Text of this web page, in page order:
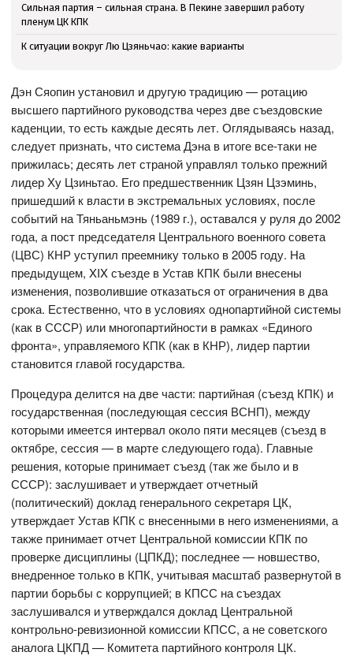
Сильная партия – сильная страна. В Пекине завершил работу
пленум ЦК КПК
К ситуации вокруг Лю Цзяньчао: какие варианты
Дэн Сяопин установил и другую традицию — ротацию
высшего партийного руководства через две съездовские
каденции, то есть каждые десять лет. Оглядываясь назад,
следует признать, что система Дэна в итоге все-таки не
прижилась; десять лет страной управлял только прежний
лидер Ху Цзиньтао. Его предшественник Цзян Цзэминь,
пришедший к власти в экстремальных условиях, после
событий на Тяньаньмэнь (1989 г.), оставался у руля до 2002
года, а пост председателя Центрального военного совета
(ЦВС) КНР уступил преемнику только в 2005 году. На
предыдущем, XIX съезде в Устав КПК были внесены
изменения, позволившие отказаться от ограничения в два
срока. Естественно, что в условиях однопартийной системы
(как в СССР) или многопартийности в рамках «Единого
фронта», управляемого КПК (как в КНР), лидер партии
становится главой государства.
Процедура делится на две части: партийная (съезд КПК) и
государственная (последующая сессия ВСНП), между
которыми имеется интервал около пяти месяцев (съезд в
октябре, сессия — в марте следующего года). Главные
решения, которые принимает съезд (так же было и в
СССР): заслушивает и утверждает отчетный
(политический) доклад генерального секретаря ЦК,
утверждает Устав КПК с внесенными в него изменениями, а
также принимает отчет Центральной комиссии КПК по
проверке дисциплины (ЦПКД); последнее — новшество,
внедренное только в КПК, учитывая масштаб развернутой в
партии борьбы с коррупцией; в КПСС на съездах
заслушивался и утверждался доклад Центральной
контрольно-ревизионной комиссии КПСС, а не советского
аналога ЦКПД — Комитета партийного контроля ЦК.